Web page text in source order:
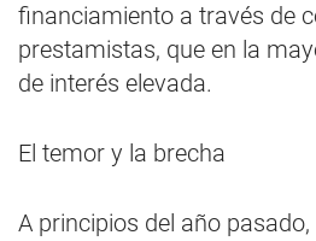
financiamiento a través de
prestamistas, que en la
de interés elevada.
El temor y la brecha
A principios del año